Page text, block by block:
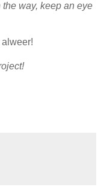
way, keep an eye